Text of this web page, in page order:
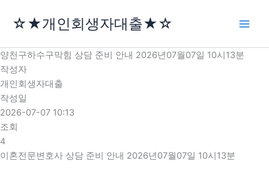
로
건
너
뛰
기
☆★개인회생자대출★☆
양천구하수구막힘 상담 준비 안내 2026년07월07일 10시13분
작성자
개인회생자대출
작성일
2026-07-07 10:13
조회
4
이혼전문변호사 상담 준비 안내 2026년07월07일 10시13분